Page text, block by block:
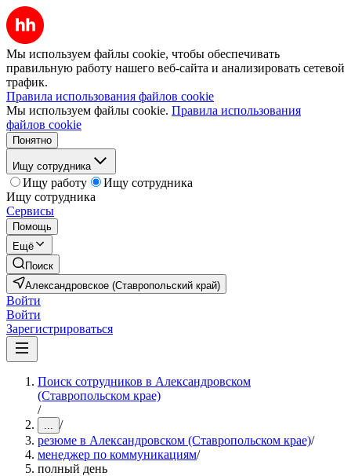
Мы используем файлы cookie, чтобы обеспечивать
правильную работу нашего веб-сайта и анализировать сетевой
трафик.
Правила использования файлов cookie
Мы используем файлы cookie. Правила использования
файлов cookie
Понятно
Ищу сотрудника
Ищу работу
Ищу сотрудника
Ищу сотрудника
Сервисы
Помощь
Ещё
Поиск
Александровское (Ставропольский край)
Войти
Войти
Зарегистрироваться
Поиск сотрудников в Александровском
(Ставропольском крае)
/
... /
резюме в Александровском (Ставропольском крае)/
менеджер по коммуникациям/
полный день